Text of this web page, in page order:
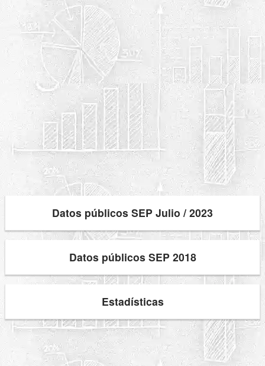
Datos públicos SEP Julio / 2023
Datos públicos SEP 2018
Estadísticas